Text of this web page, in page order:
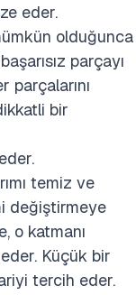
eder.
olduğunca
parçayı
bir
temiz ve
değiştirmeye
o katmanı
Küçük bir
tercih eder.